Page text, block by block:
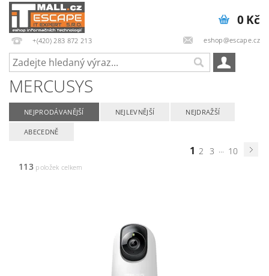
+(420) 283 872 213 eshop@escape.cz
0 Kč
MERCUSYS
NEJPRODÁVANĚJŠÍ NEJLEVNĚJŠÍ NEJDRAŽŠÍ
ABECEDNĚ
1 2 3 ... 10
113položek celkem